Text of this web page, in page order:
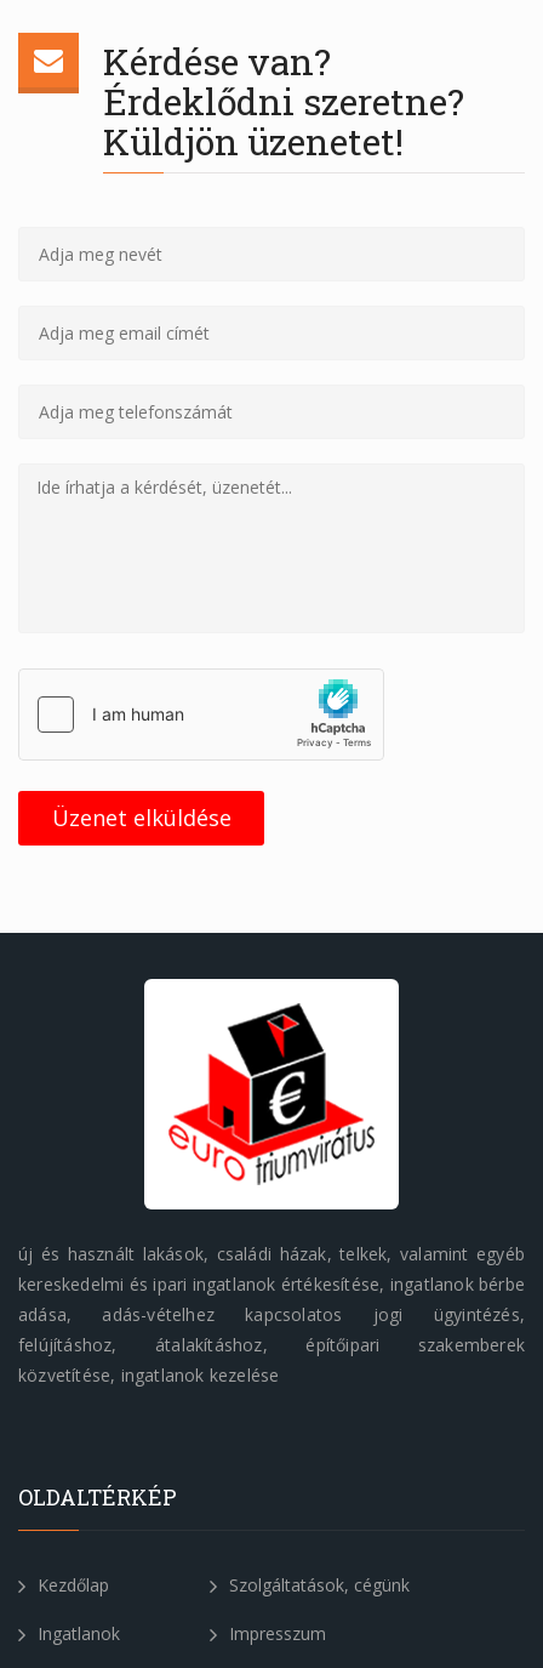
Kérdése van?
Érdeklődni szeretne?
Küldjön üzenetet!
Üzenet elküldése
új és használt lakások, családi házak, telkek, valamint egyéb
kereskedelmi és ipari ingatlanok értékesítése, ingatlanok bérbe
adása, adás-vételhez kapcsolatos jogi ügyintézés,
felújításhoz, átalakításhoz, építőipari szakemberek
közvetítése, ingatlanok kezelése
OLDALTÉRKÉP
Kezdőlap
Ingatlanok
Szolgáltatások, cégünk
Impresszum